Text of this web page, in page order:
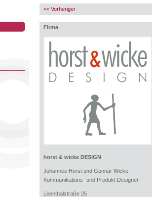
<< Vorheriger
Firma
horst & wicke DESIGN
Johannes Horst und Gunnar Wicke
Kommunikations- und Produkt Designer
Lilienthalstraße 25